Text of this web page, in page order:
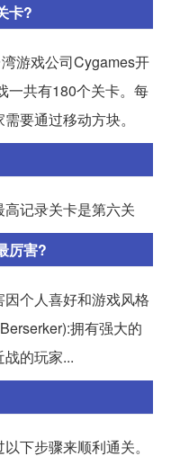
卡?
游戏公司Cygames开
一共有180个关卡。每
要通过移动方块。
记录关卡是第六关
厉害?
个人喜好和游戏风格
拥有强大的
的玩家...
下步骤来顺利通关。